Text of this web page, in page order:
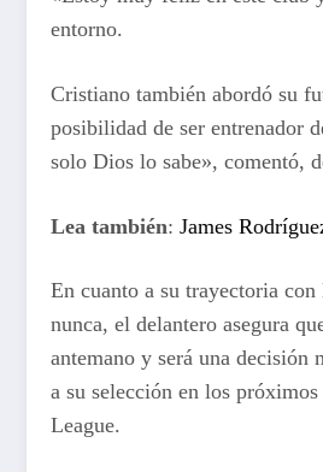
entorno.
Cristiano también abordó su
posibilidad de ser entrenador
solo Dios lo sabe», comentó,
Lea también: James
En cuanto a su trayectoria
nunca, el delantero asegura
antemano y será una
a su selección en los
League.